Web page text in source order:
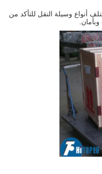
أنواع وسيلة النقل للتأكد من